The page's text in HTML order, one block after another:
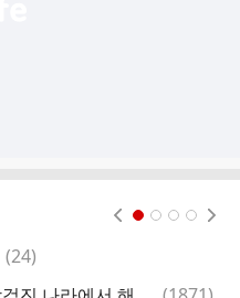
댓
(24)